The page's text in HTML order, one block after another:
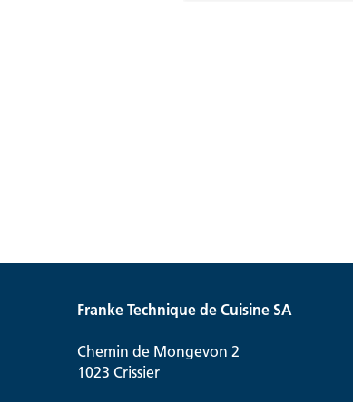
Franke Technique de Cuisine SA
Chemin de Mongevon 2
1023 Crissier